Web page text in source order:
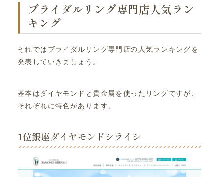
ブライダルリング専門店人気ラン
キング
それではブライダルリング専門店の人気ランキングを
発表していきましょう。
基本はダイヤモンドと貴金属を使ったリングですが、
それぞれに特色があります。
1位銀座ダイヤモンドシライシ